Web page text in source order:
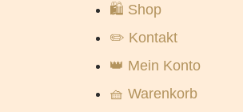
🛍️ Shop
✏️ Kontakt
👑 Mein Konto
🧺 Warenkorb